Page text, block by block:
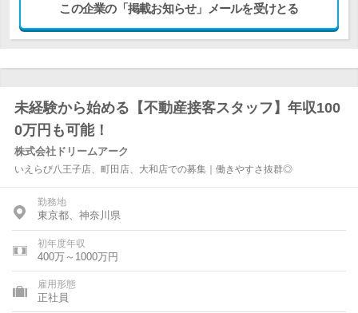
この企業の「掲載お知らせ」メールを受けとる
未経験から始める【不動産接客スタッフ】年収100
0万円も可能！
株式会社ドリームアーク
いえらび八王子店、町田店、大和店での募集｜働きやすさ抜群◎
勤務地
東京都、神奈川県
初年度年収
400万～1000万円
雇用形態
正社員